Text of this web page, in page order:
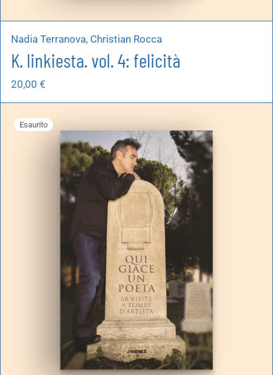
Nadia Terranova, Christian Rocca
K. linkiesta. vol. 4: felicità
20,00 €
Esaurito